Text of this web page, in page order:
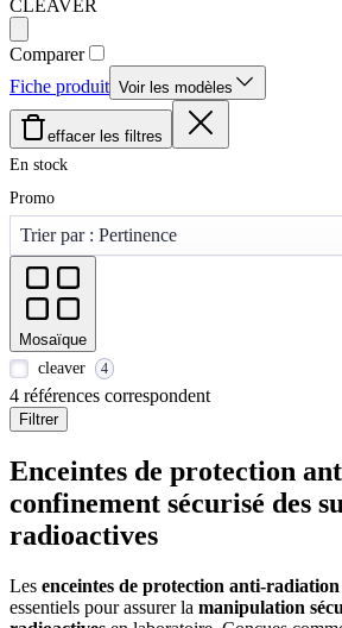
CLEAVER
Comparer
Fiche produit Voir les modèles
effacer les filtres
En stock
Promo
Mosaïque
cleaver
4
4 références correspondent
Filtrer
Enceintes de protection
confinement sécurisé des
radioactives
Les enceintes de protection anti-radiation
essentiels pour assurer la manipulation